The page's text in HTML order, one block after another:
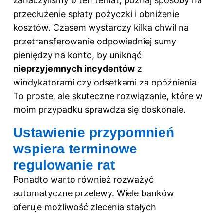
przedłużenie spłaty pożyczki i obniżenie
kosztów. Czasem wystarczy kilka chwil na
przetransferowanie odpowiedniej sumy
pieniędzy na konto, by uniknąć
nieprzyjemnych incydentów z
windykatorami czy odsetkami za opóźnienia.
To proste, ale skuteczne rozwiązanie, które w
moim przypadku sprawdza się doskonale.
Ustawienie przypomnień
wspiera terminowe
regulowanie rat
Ponadto warto również rozważyć
automatyczne przelewy. Wiele banków
oferuje możliwość zlecenia stałych